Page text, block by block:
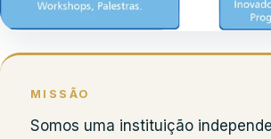
MISSÃO
Somos uma instituição